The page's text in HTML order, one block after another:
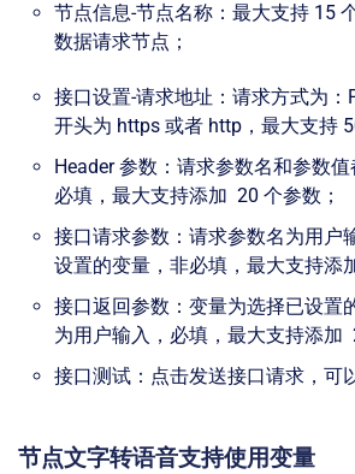
节点信息-节点名称：最大支持 15
数据请求节点；
接口设置-请求地址：请求方式为：
开头为 https 或者 http，最大支持
Header 参数：请求参数名和参数
必填，最大支持添加 20 个参数；
接口请求参数：请求参数名为用户
设置的变量，非必填，最大支持添
接口返回参数：变量为选择已设置
为用户输入，必填，最大支持添加
接口测试：点击发送接口请求，可
节点文字转语音支持使用变量